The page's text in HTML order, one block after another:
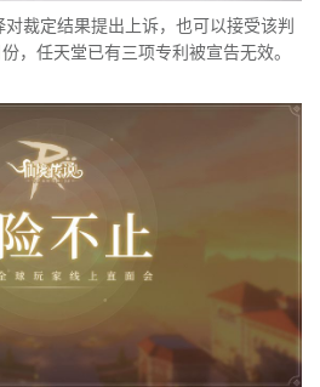
裁定结果提出上诉，也可以接受该判
，任天堂已有三项专利被宣告无效。